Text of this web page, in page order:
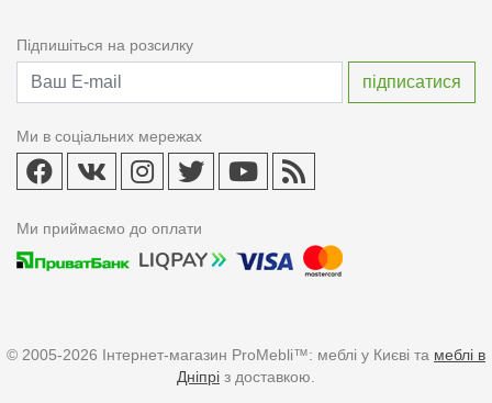
Підпишіться на розсилку
Ми в соціальних мережах
Ми приймаємо до оплати
© 2005-2026 Інтернет-магазин ProMebli™: меблі у Києві та меблі в
Дніпрі з доставкою.